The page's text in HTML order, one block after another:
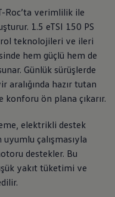
Aksesuarlar®
Güncellemeleri
Roc’ta verimlilik ile
1.5 eTSI 150 PS
teknolojileri ve ileri
hem güçlü hem de
Günlük sürüşlerde
hazır tutan
konforu ön plana çıkarır.
elektrikli destek
çalışmasıyla
destekler. Bu
yakıt tüketimi ve